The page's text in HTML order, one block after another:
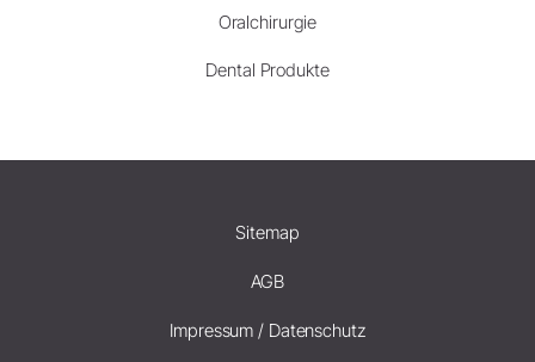
Oralchirurgie
Dental Produkte
Sitemap
AGB
Impressum / Datenschutz